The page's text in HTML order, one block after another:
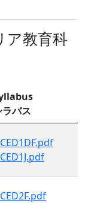
教育科
ラバス